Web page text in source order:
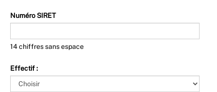
Numéro SIRET
14 chiffres sans espace
Effectif :